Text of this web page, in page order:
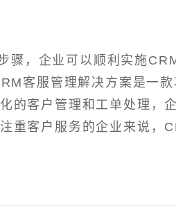
骤，企业可以顺利实施
客服管理解决方案是一
的客户管理和工单处理，
重客户服务的企业来说，